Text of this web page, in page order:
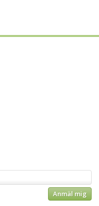
Anmäl mig